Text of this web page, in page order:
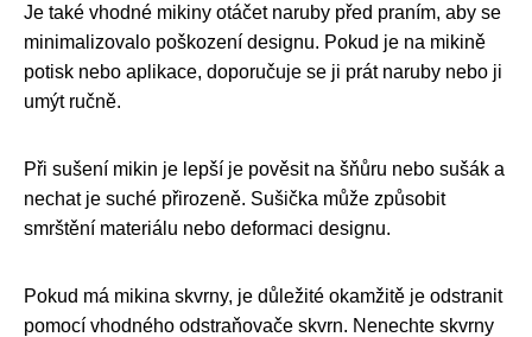
Je také vhodné mikiny otáčet naruby před praním, aby se
minimalizovalo poškození designu. Pokud je na mikině
potisk nebo aplikace, doporučuje se ji prát naruby nebo ji
umýt ručně.
Při sušení mikin je lepší je pověsit na šňůru nebo sušák a
nechat je suché přirozeně. Sušička může způsobit
smrštění materiálu nebo deformaci designu.
Pokud má mikina skvrny, je důležité okamžitě je odstranit
pomocí vhodného odstraňovače skvrn. Nenechte skvrny